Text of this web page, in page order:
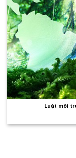
Luật môi